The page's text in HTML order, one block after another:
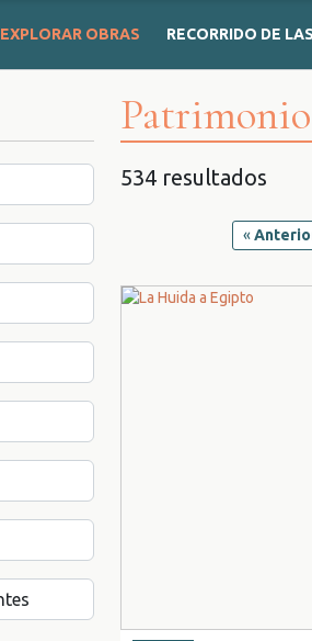
EXPLORAR OBRAS RECORRIDO DE
534 resultados
«